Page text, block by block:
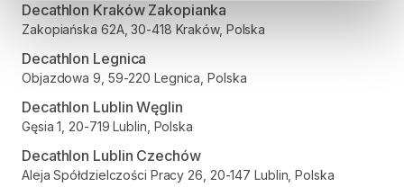
Decathlon Kraków Zakopianka
Zakopiańska 62A, 30-418 Kraków, Polska
Decathlon Legnica
Objazdowa 9, 59-220 Legnica, Polska
Decathlon Lublin Węglin
Gęsia 1, 20-719 Lublin, Polska
Decathlon Lublin Czechów
Aleja Spółdzielczości Pracy 26, 20-147 Lublin, Polska